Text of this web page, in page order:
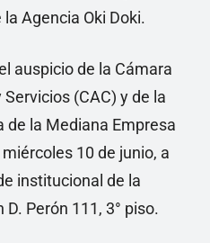
la Agencia Oki Doki.
auspicio de la Cámara
(CAC) y de la
de la Mediana Empresa
10 de junio, a
institucional de la
Perón 111, 3° piso.